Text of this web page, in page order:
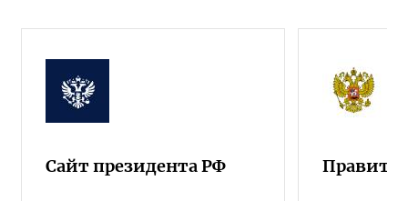
Сайт президента РФ